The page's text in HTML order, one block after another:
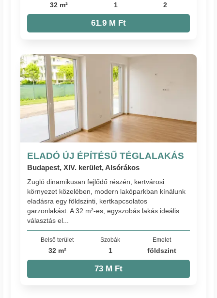
32 m² 1 2
61.9 M Ft
ELADÓ ÚJ ÉPÍTÉSŰ TÉGLALAKÁS
Budapest, XIV. kerület, Alsórákos
Zugló dinamikusan fejlődő részén, kertvárosi
környezet közelében, modern lakóparkban kínálunk
eladásra egy földszinti, kertkapcsolatos
garzonlakást. A 32 m²-es, egyszobás lakás ideális
választás el...
Belső terület
32 m²
Szobák
1
Emelet
földszint
73 M Ft